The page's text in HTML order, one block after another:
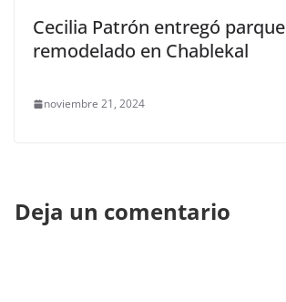
Cecilia Patrón entregó parque
remodelado en Chablekal
noviembre 21, 2024
Deja un comentario